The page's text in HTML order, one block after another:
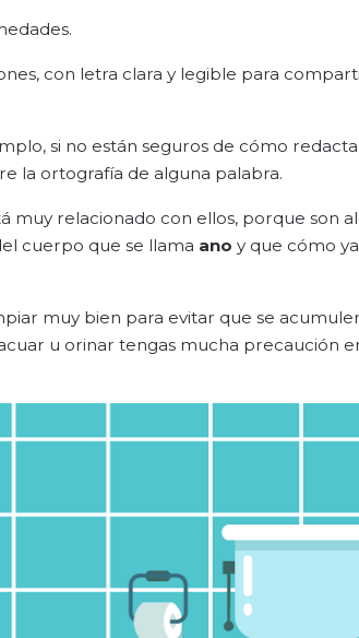
con letra clara y legible para
si no están seguros de cómo
la ortografía de alguna palabra.
relacionado con ellos, porque son
cuerpo que se llama ano y que cómo
muy bien para evitar que se
u orinar tengas mucha precaución